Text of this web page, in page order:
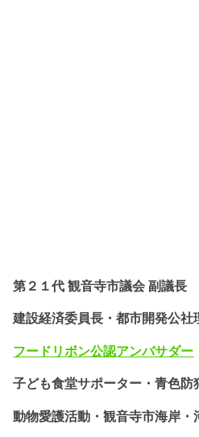
第２１代 観音寺市議会 副議長
建設経済委員長・都市開発公社
フードリボン公認アンバサダー
子ども食堂サポーター・青色防
動物愛護活動・観音寺市海岸・